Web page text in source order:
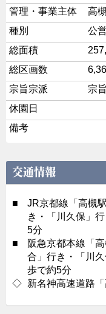
管理・事業主体
高
種別
公
総面積
総区画数
宗旨宗派
宗
休園日
備考
交通情報
■
JR京都線「高槻
き・「川久保」
5分
■
阪急京都本線「
合」行き・「川
歩で約5分
◇ 新名神高速道路